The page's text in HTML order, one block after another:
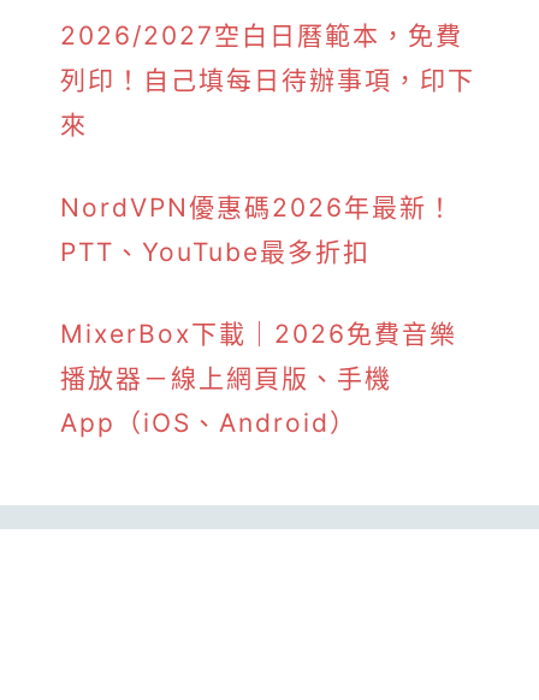
2026/2027空白日曆範本，免費
列印！自己填每日待辦事項，印下
來
NordVPN優惠碼2026年最新！
PTT、YouTube最多折扣
MixerBox下載｜2026免費音樂
播放器－線上網頁版、手機
App（iOS、Android）